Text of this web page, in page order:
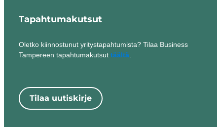
Tapahtumakutsut
Oletko kiinnostunut yritystapahtumista? Tilaa Business
Tampereen tapahtumakutsut täältä
Tilaa uutiskirje